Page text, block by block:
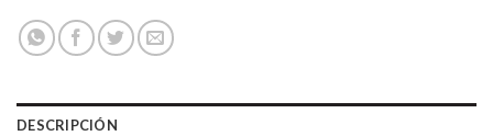
DESCRIPCIÓN